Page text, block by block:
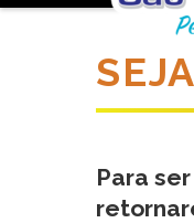
Para